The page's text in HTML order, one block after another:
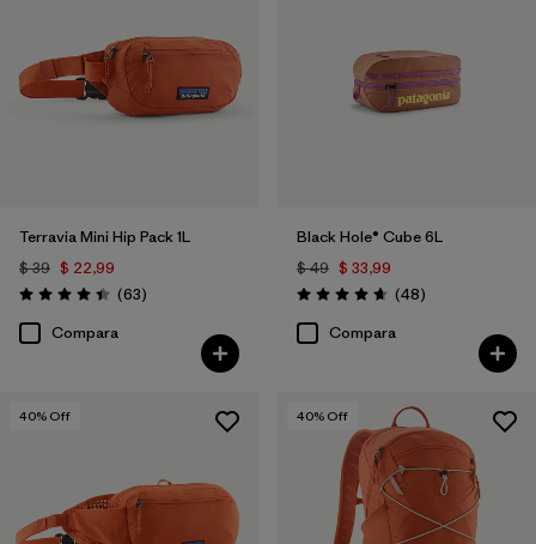
Terravia Mini Hip Pack 1L
$ 39 $ 22,99
Valoración: 4.4 / 5
(63Comentarios
)
Compara
Black Hole® Cube 6L
$ 49 $ 33,99
Valoración: 4.7 / 5
(48Comentarios
)
Compara
40% Off 40% Off